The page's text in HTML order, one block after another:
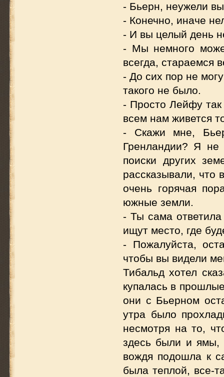
- Бьерн, неужели
- Конечно, иначе
- И вы целый день
- Мы немного
всегда, стараемся
- До сих пор не
такого не было.
- Просто Лейфу
всем нам живется
- Скажи мне,
Гренландии? Я не
поиски других
рассказывали, что
очень горячая
южные земли.
- Ты сама
ищут место, где
- Пожалуйста,
чтобы вы видели
Тибальд хотел
купалась в
они с Бьерном
утра было
несмотря на то,
здесь были и ямы,
вождя подошла к
была теплой, все-